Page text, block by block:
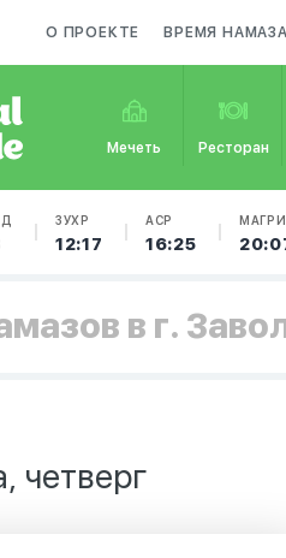
О ПРОЕКТЕ ВРЕМЯ НАМАЗА
Мечеть Ресторан
ЗУХР
12:17
АСР
16:25
в г.
четверг